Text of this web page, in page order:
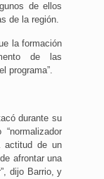
de ellos
de la región.
la formación
de las
programa”.
durante su
actitud de un
afrontar una
dijo Barrio, y